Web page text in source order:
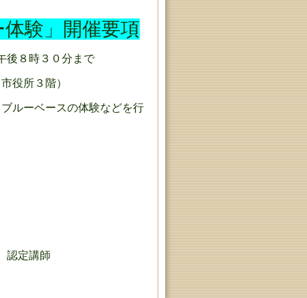
験」開催要項
８時３０分まで
所３階）
ーベースの体験などを行
講師